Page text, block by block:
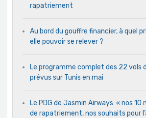
rapatriement
Au bord du gouffre financier, à quel
elle pouvoir se relever ?
Le programme complet des 22 vols
prévus sur Tunis en mai
Le PDG de Jasmin Airways: « nos 10
de rapatriement, nos souhaits pour